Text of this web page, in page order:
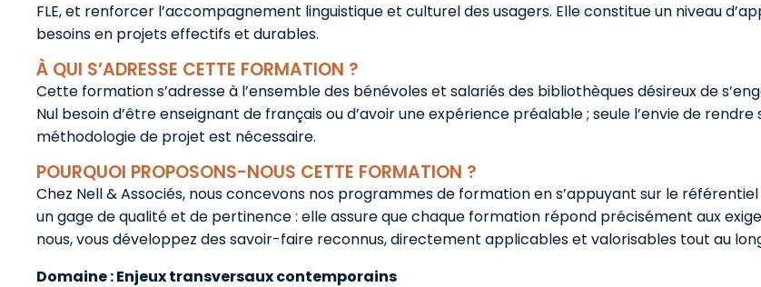
FLE, et renforcer l’accompagnement linguistique et culturel des usagers. Elle constitue un niveau
besoins en projets effectifs et durables.
À QUI S’ADRESSE CETTE FORMATION ?
Cette formation s’adresse à l’ensemble des bénévoles et salariés des bibliothèques désireux de
Nul besoin d’être enseignant de français ou d’avoir une expérience préalable ; seule l’envie de
méthodologie de projet est nécessaire.
POURQUOI PROPOSONS-NOUS CETTE FORMATION ?
Chez Nell & Associés, nous concevons nos programmes de formation en s’appuyant sur le
un gage de qualité et de pertinence : elle assure que chaque formation répond précisément aux
nous, vous développez des savoir-faire reconnus, directement applicables et valorisables tout au
Domaine : Enjeux transversaux contemporains